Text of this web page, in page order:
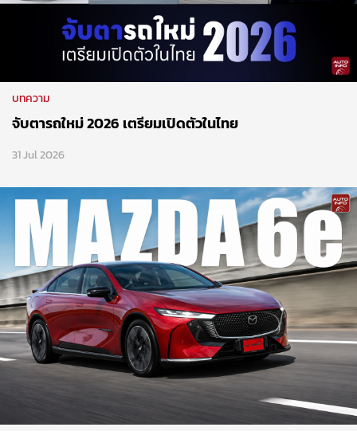
บทความ
จับตารถใหม่ 2026 เตรียมเปิดตัวในไทย
31 Jul 2026